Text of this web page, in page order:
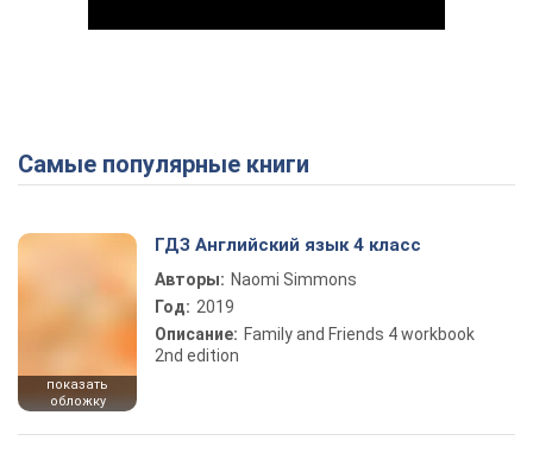
Play Video
Самые популярные книги
показать
обложку
ГДЗ Английский язык 4 класс
Авторы: Naomi Simmons
Год: 2019
Описание: Family and Friends 4 workbook
2nd edition